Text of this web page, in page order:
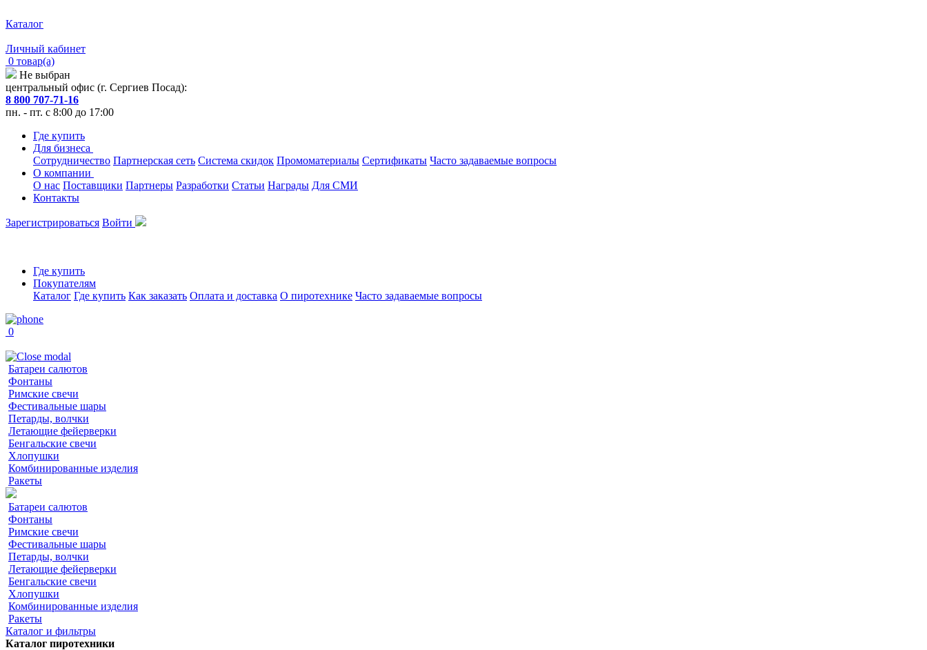
Каталог
Личный кабинет
0 товар(а)
Не выбран
центральный офис (г. Сергиев Посад):
8 800 707-71-16
пн. - пт. с 8:00 до 17:00
Где купить
Для бизнеса
Сотрудничество Партнерская сеть Система скидок Промоматериалы Сертификаты Часто задаваемые вопросы
О компании
О нас Поставщики Партнеры Разработки Статьи Награды Для СМИ
Контакты
Зарегистрироваться Войти
Где купить
Покупателям
Каталог Где купить Как заказать Оплата и доставка О пиротехнике Часто задаваемые вопросы
0
Батареи салютов
Фонтаны
Римские свечи
Фестивальные шары
Петарды, волчки
Летающие фейерверки
Бенгальские свечи
Хлопушки
Комбинированные изделия
Ракеты
Батареи салютов
Фонтаны
Римские свечи
Фестивальные шары
Петарды, волчки
Летающие фейерверки
Бенгальские свечи
Хлопушки
Комбинированные изделия
Ракеты
Каталог и фильтры
Каталог пиротехники